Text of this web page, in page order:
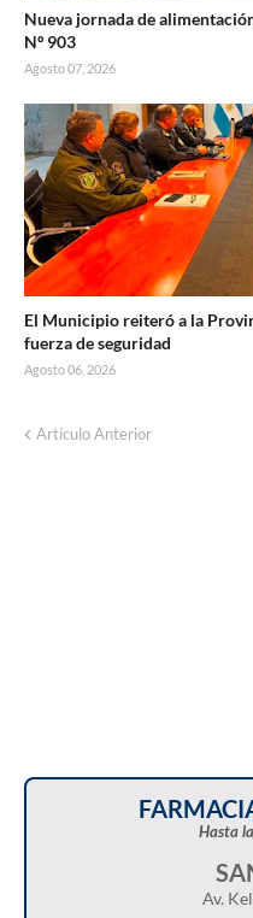
Nueva jornada de
Nº 903
Agosto 07, 2026
El Municipio reiteró a la
fuerza de seguridad
Agosto 06, 2026
Artículo Anterior
Corte de energía
Hasta
Av.